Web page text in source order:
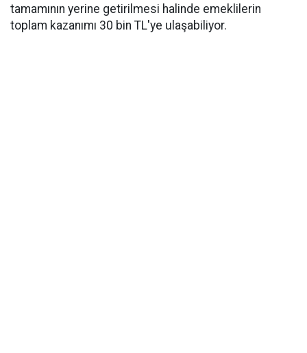
tamamının yerine getirilmesi halinde emeklilerin
toplam kazanımı 30 bin TL'ye ulaşabiliyor.